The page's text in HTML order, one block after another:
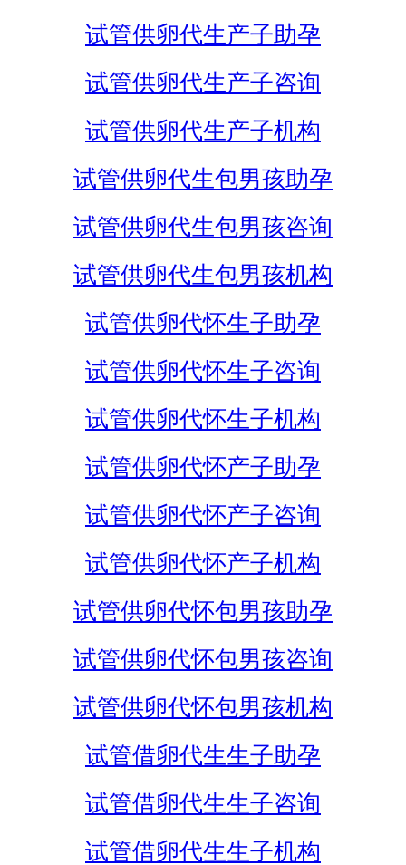
试管供卵代生产子助孕
试管供卵代生产子咨询
试管供卵代生产子机构
试管供卵代生包男孩助孕
试管供卵代生包男孩咨询
试管供卵代生包男孩机构
试管供卵代怀生子助孕
试管供卵代怀生子咨询
试管供卵代怀生子机构
试管供卵代怀产子助孕
试管供卵代怀产子咨询
试管供卵代怀产子机构
试管供卵代怀包男孩助孕
试管供卵代怀包男孩咨询
试管供卵代怀包男孩机构
试管借卵代生生子助孕
试管借卵代生生子咨询
试管借卵代生生子机构